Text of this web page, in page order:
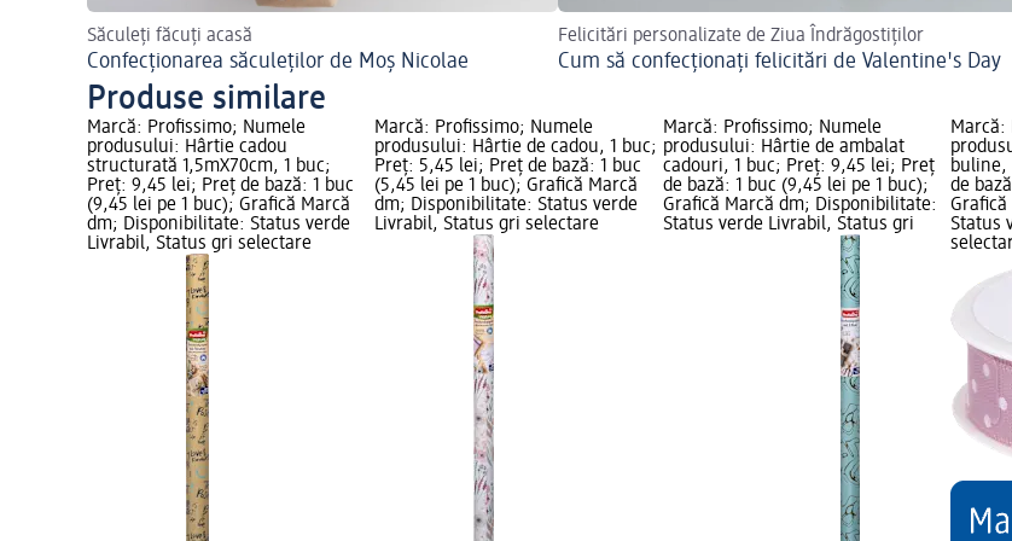
Săculeți făcuți acasă
Confecționarea săculeților de Moș Nicolae
Felicitări personalizate de Ziua Îndrăgostiților
Cum să confecționați felicitări de Valentine's Day
Produse similare
Marcă: Profissimo; Numele
produsului: Hârtie cadou
structurată 1,5mX70cm, 1 buc;
Preț: 9,45 lei; Preț de bază: 1 buc
(9,45 lei pe 1 buc); Grafică Marcă
dm; Disponibilitate: Status verde
Livrabil, Status gri selectare
Marcă: Profissimo; Numele
produsului: Hârtie de cadou, 1 buc;
Preț: 5,45 lei; Preț de bază: 1 buc
(5,45 lei pe 1 buc); Grafică Marcă
dm; Disponibilitate: Status verde
Livrabil, Status gri selectare
Marcă: Profissimo; Numele
produsului: Hârtie de ambalat
cadouri, 1 buc; Preț: 9,45 lei; Preț
de bază: 1 buc (9,45 lei pe 1 buc);
Grafică Marcă dm; Disponibilitate:
Status verde Livrabil, Status gri
Marcă:
buline,
de
Status